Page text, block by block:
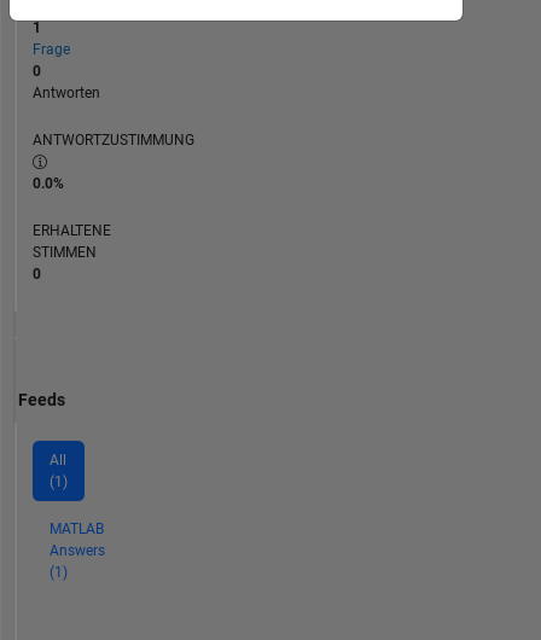
1
Frage
0
Antworten
ANTWORTZUSTIMMUNG
0.0%
ERHALTENE
STIMMEN
0
Feeds
All
(1)
MATLAB
Answers
(1)